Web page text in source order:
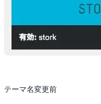
テーマ名変更前